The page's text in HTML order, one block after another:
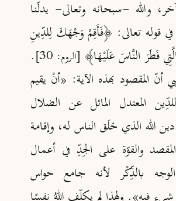
والله -سبحانه وتعالى- يدلّنا
قوله تعالى: ﴿فَأَقِمْ وَجْهَكَ لِلدِّينِ
فَطَرَ النَّاسَ عَلَيْهَا﴾ [الروم: 30]
.
أنّ المقصود بهذه الآية: «أنْ يقيم
المعتدل المائل عن الضلال
الله الذي خَلَق الناس له، وإقامة
والقوّة على الجِدِّ في أعمال
بالذِّكْر لأنه جامع حواس